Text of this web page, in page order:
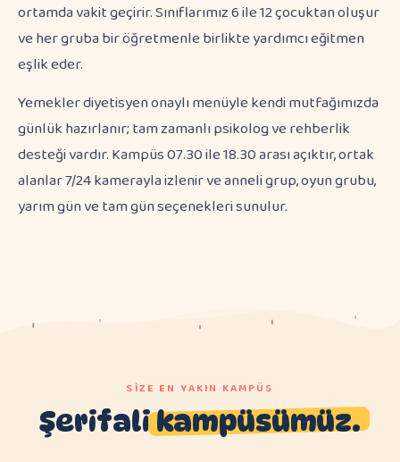
ortamda vakit geçirir. Sınıflarımız 6 ile 12 çocuktan oluşur
ve her gruba bir öğretmenle birlikte yardımcı eğitmen
eşlik eder.
Yemekler diyetisyen onaylı menüyle kendi mutfağımızda
günlük hazırlanır; tam zamanlı psikolog ve rehberlik
desteği vardır. Kampüs 07.30 ile 18.30 arası açıktır, ortak
alanlar 7/24 kamerayla izlenir ve anneli grup, oyun grubu,
yarım gün ve tam gün seçenekleri sunulur.
SIZE EN YAKIN KAMPÜS
Şerifalikampüsümüz.